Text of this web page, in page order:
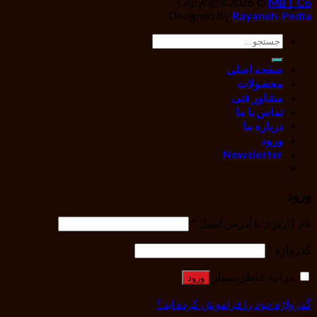
Designed By Rayaneh-Pedia
جستجو
برای:
صفحه اصلی
محصولات
مشاور فنی
تماس با ما
درباره ما
ورود
Newsletter
ورود
نام کاربری یا آدرس ایمیل
*
گذرواژه *
مرا به خاطر بسپار
ورود
گذرواژه خود را فراموش کرده اید؟